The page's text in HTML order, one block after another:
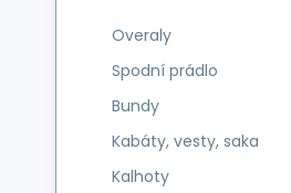
Overaly
Spodní prádlo
Bundy
Kabáty, vesty, saka
Kalhoty